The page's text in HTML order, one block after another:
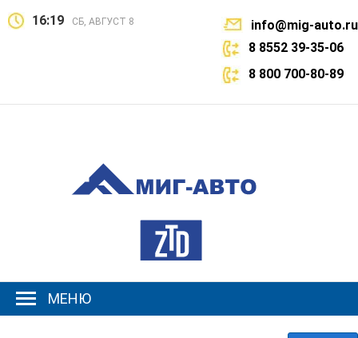
16:19 СБ, АВГУСТ 8
info@mig-auto.ru
8 8552 39-35-06
8 800 700-80-89
МЕНЮ